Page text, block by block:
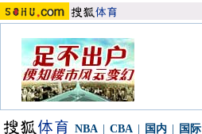
NBA CBA 国内 国际